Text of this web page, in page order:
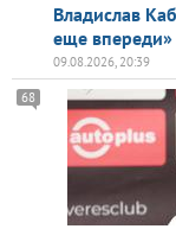
Владислав
еще впереди»
09.08.2026, 20:39
68